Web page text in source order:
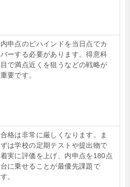
内申点のビハインドを当日点でカ
バーする必要があります。得意科
目で満点近くを狙うなどの戦略が
重要です。
合格は非常に厳しくなります。ま
ずは学校の定期テストや提出物で
着実に評価を上げ、内申点を180点
台に乗せることが最優先課題で
す。